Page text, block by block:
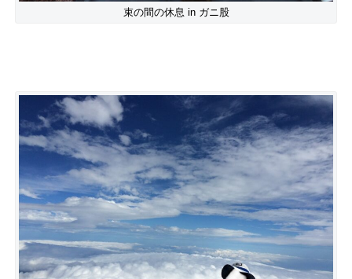
束の間の休息 in ガニ股